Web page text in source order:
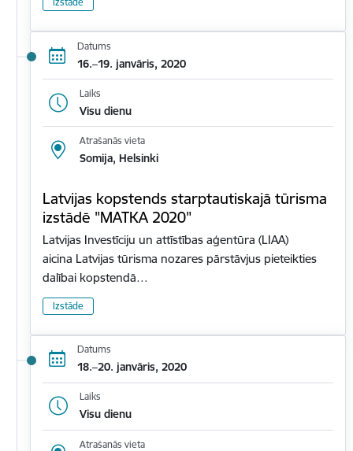
Datums
16.–19. janvāris, 2020
Laiks
Visu dienu
Atrašanās vieta
Somija, Helsinki
Latvijas kopstends starptautiskajā tūrisma
izstādē "MATKA 2020"
Latvijas Investīciju un attīstības aģentūra (LIAA)
aicina Latvijas tūrisma nozares pārstāvjus pieteikties
dalībai kopstendā…
Izstāde
Datums
18.–20. janvāris, 2020
Laiks
Visu dienu
Atrašanās vieta